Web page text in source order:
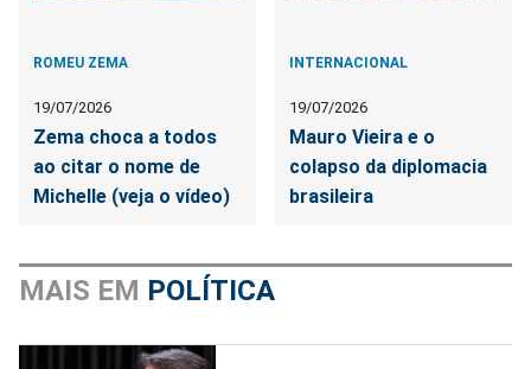
ROMEU ZEMA
19/07/2026
Zema choca a todos
ao citar o nome de
Michelle (veja o vídeo)
INTERNACIONAL
19/07/2026
Mauro Vieira e o
colapso da diplomacia
brasileira
MAIS EM POLÍTICA